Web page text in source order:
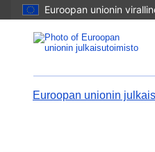
Euroopan unionin
Euroopan unionin